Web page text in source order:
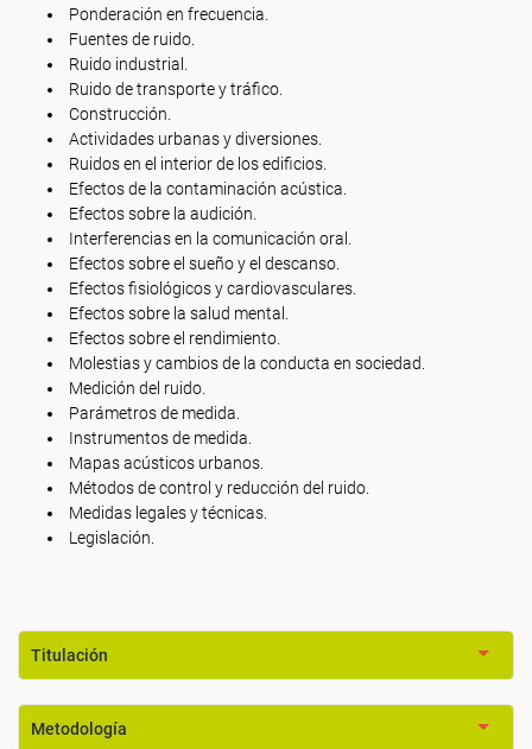
Ponderación en frecuencia.
Fuentes de ruido.
Ruido industrial.
Ruido de transporte y tráfico.
Construcción.
Actividades urbanas y diversiones.
Ruidos en el interior de los edificios.
Efectos de la contaminación acústica.
Efectos sobre la audición.
Interferencias en la comunicación oral.
Efectos sobre el sueño y el descanso.
Efectos fisiológicos y cardiovasculares.
Efectos sobre la salud mental.
Efectos sobre el rendimiento.
Molestias y cambios de la conducta en sociedad.
Medición del ruido.
Parámetros de medida.
Instrumentos de medida.
Mapas acústicos urbanos.
Métodos de control y reducción del ruido.
Medidas legales y técnicas.
Legislación.
Titulación
Metodología